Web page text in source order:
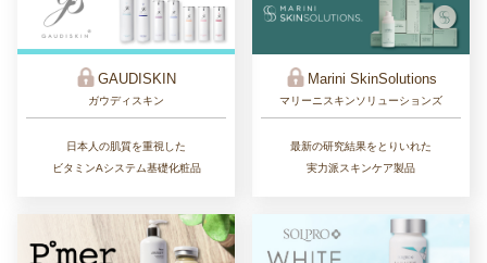
GAUDISKIN
ガウディスキン
日本人の肌質を重視した
ビタミンAシステム基礎化粧品
Marini SkinSolutions
マリーニスキンソリューションズ
最新の研究結果をとりいれた
実力派スキンケア製品